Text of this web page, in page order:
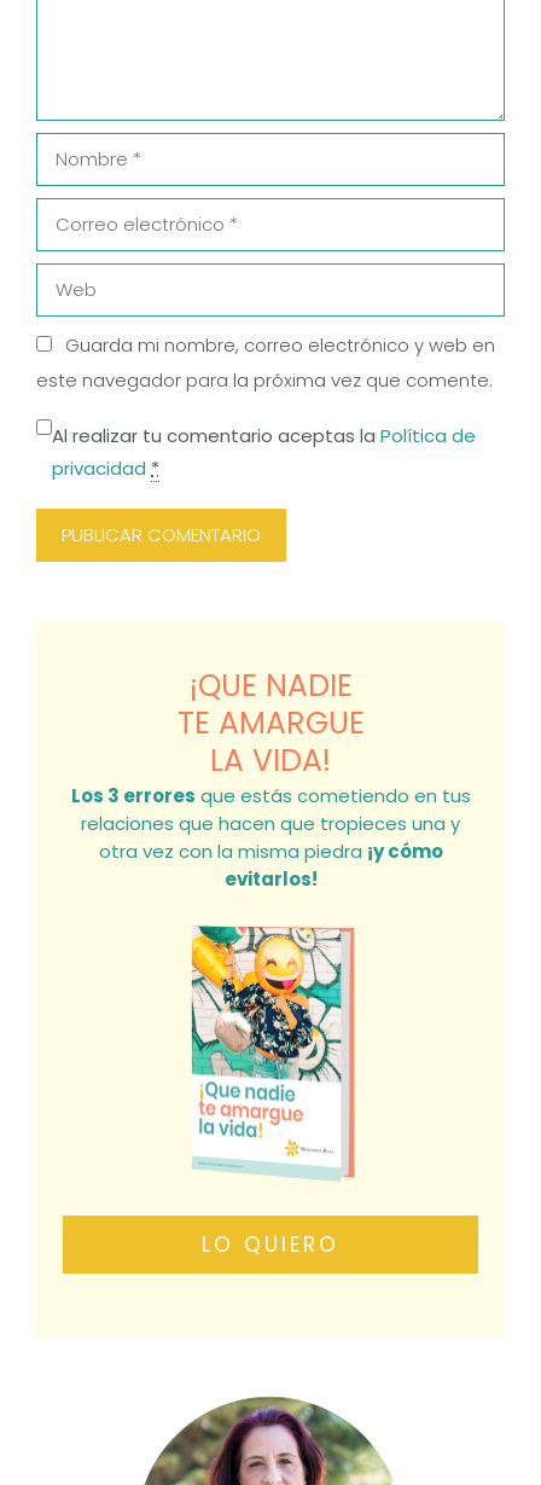
Nombre
Correo
electrónico
Web
Guarda mi nombre, correo electrónico y web en
este navegador para la próxima vez que comente.
Al realizar tu comentario aceptas la Política de
privacidad *
¡QUE NADIE
TE AMARGUE
LA VIDA!
Los 3 errores que estás cometiendo en tus
relaciones que hacen que tropieces una y
otra vez con la misma piedra ¡y cómo
evitarlos!
LO QUIERO